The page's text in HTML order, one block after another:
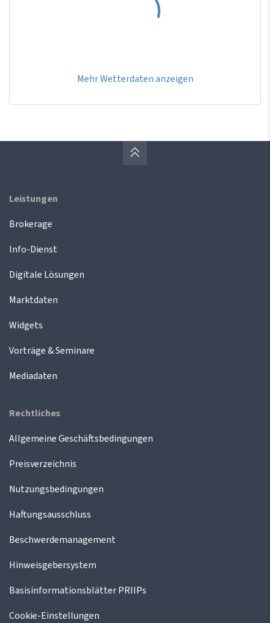
Mehr Wetterdaten anzeigen
Leistungen
Brokerage
Info-Dienst
Digitale Lösungen
Marktdaten
Widgets
Vorträge & Seminare
Mediadaten
Rechtliches
Allgemeine Geschäftsbedingungen
Preisverzeichnis
Nutzungsbedingungen
Haftungsausschluss
Beschwerdemanagement
Hinweisgebersystem
Basisinformationsblätter PRIIPs
Cookie-Einstellungen